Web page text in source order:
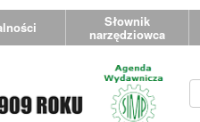
Słownik
narzędziowca